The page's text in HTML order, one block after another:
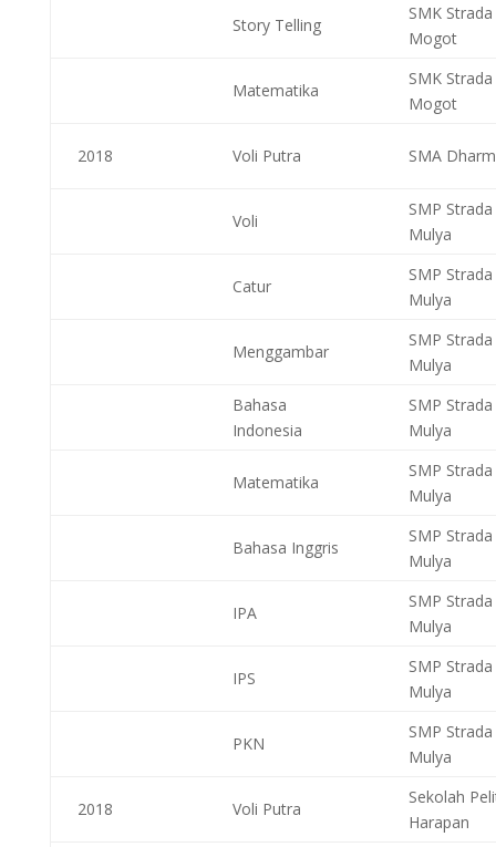
Story Telling
SMK
Mogot
Matematika
SMK
Mogot
2018 Voli Putra SMA
Voli
SMP
Mulya
Catur
SMP
Mulya
Menggambar
SMP
Mulya
Bahasa
Indonesia
SMP
Mulya
Matematika
SMP
Mulya
Bahasa Inggris
SMP
Mulya
IPA
SMP
Mulya
IPS
SMP
Mulya
PKN
SMP
Mulya
2018 Voli Putra
Sekolah
Harapan